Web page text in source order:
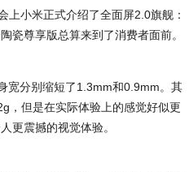
小米正式介绍了全面屏2.0旗舰：
瓷尊享版总算来到了消费者面前。
宽分别缩短了1.3mm和0.9mm。其
，但是在实际体验上的感觉好似更
更震撼的视觉体验。